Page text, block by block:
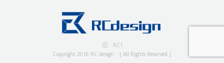
RC1
Copyright 2016 RC design | All Rights Reserved |